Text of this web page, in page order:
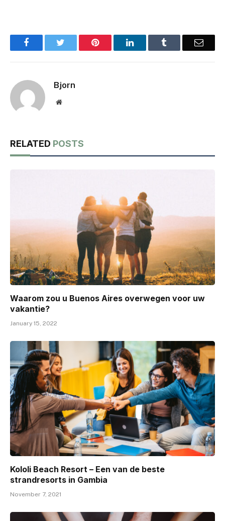
Facebook Pinterest LinkedIn Email
Bjorn
Website
RELATED POSTS
Waarom zou u Buenos Aires overwegen voor uw
vakantie?
January 15, 2022
Kololi Beach Resort – Een van de beste
strandresorts in Gambia
November 7, 2021